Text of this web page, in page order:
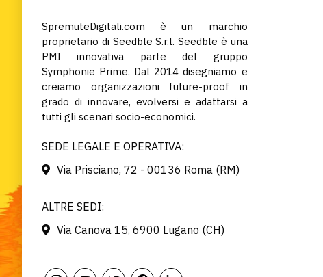
SpremuteDigitali.com è un marchio
proprietario di Seedble S.r.l. Seedble è una
PMI innovativa parte del gruppo
Symphonie Prime. Dal 2014 disegniamo e
creiamo organizzazioni future-proof in
grado di innovare, evolversi e adattarsi a
tutti gli scenari socio-economici.
SEDE LEGALE E OPERATIVA:
Via Prisciano, 72 - 00136 Roma (RM)
ALTRE SEDI:
Via Canova 15, 6900 Lugano (CH)